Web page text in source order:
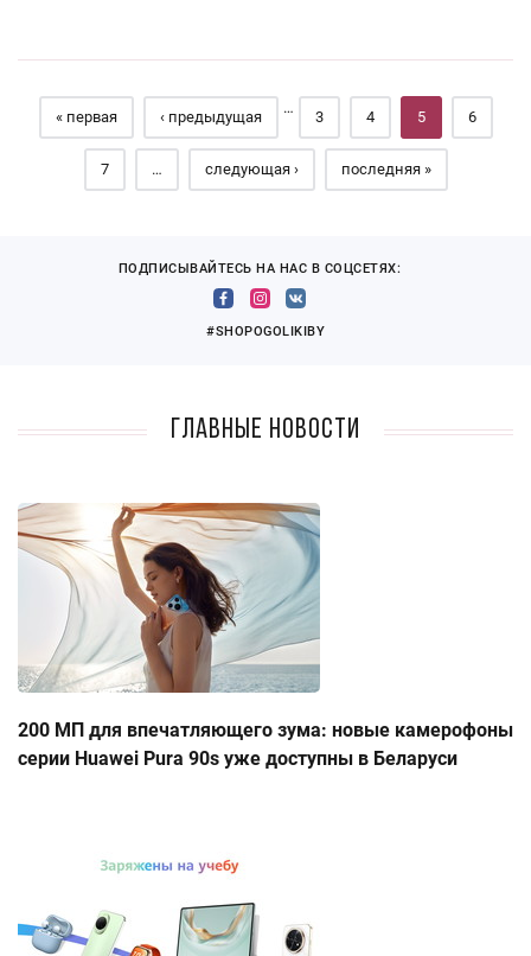
Страницы
« первая ‹ предыдущая
…
3 4 5 6
7 … следующая › последняя »
ПОДПИСЫВАЙТЕСЬ НА НАС В СОЦСЕТЯХ:
#SHOPOGOLIKIBY
Главные новости
200 МП для впечатляющего зума: новые камерофоны
серии Huawei Pura 90s уже доступны в Беларуси